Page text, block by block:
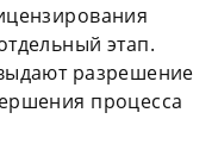
этап.
разрешение
процесса